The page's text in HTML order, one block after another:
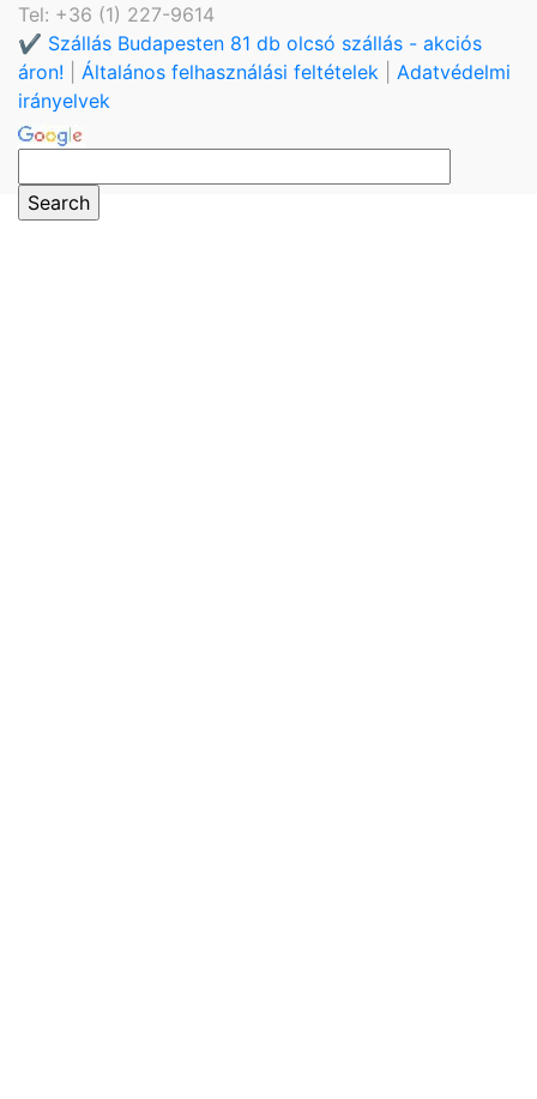
Tel: +36 (1) 227-9614
✔️ Szállás Budapesten 81 db olcsó szállás - akciós
áron!
Általános felhasználási feltételek
Adatvédelmi
irányelvek